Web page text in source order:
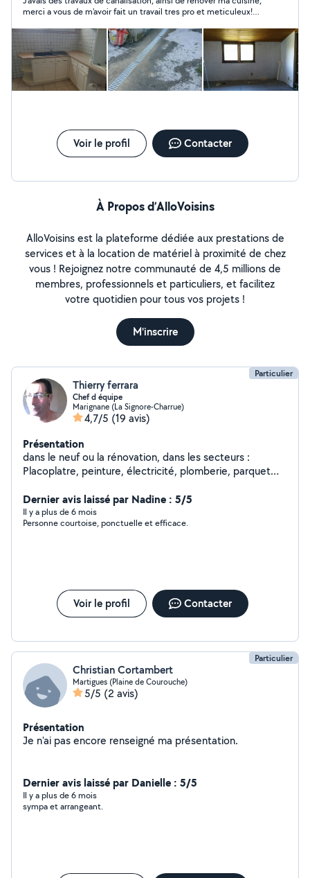
merci a vous de m'avoir fait un travail tres pro et meticuleux!
Voir le profil Contacter
À Propos d’AlloVoisins
AlloVoisins est la plateforme dédiée aux prestations de
services et à la location de matériel à proximité de chez
vous ! Rejoignez notre communauté de 4,5 millions de
membres, professionnels et particuliers, et facilitez
votre quotidien pour tous vos projets !
M'inscrire
Particulier
Thierry ferrara
Chef d équipe
Marignane (La Signore-Charrue)
4,7/5 (19 avis)
Présentation
dans le neuf ou la rénovation, dans les secteurs :
Placoplatre, peinture, électricité, plomberie, parquet
week-end celons vos besoins et disponibilités
Dernier avis laissé par Nadine : 5/5
Il y a plus de 6 mois
Personne courtoise, ponctuelle et efficace.
Voir le profil Contacter
Particulier
Christian Cortambert
Martigues (Plaine de Courouche)
5/5 (2 avis)
Présentation
Je n'ai pas encore renseigné ma présentation.
Dernier avis laissé par Danielle : 5/5
Il y a plus de 6 mois
sympa et arrangeant.